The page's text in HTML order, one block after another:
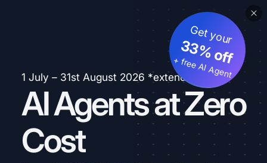
1 July – 31st August 2026 *extended
AI Agents at Zero
Cost
Get your
33% off
+ free AI Agent